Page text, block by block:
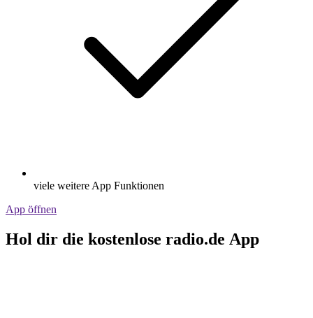
viele weitere App Funktionen
App öffnen
Hol dir die kostenlose radio.de App